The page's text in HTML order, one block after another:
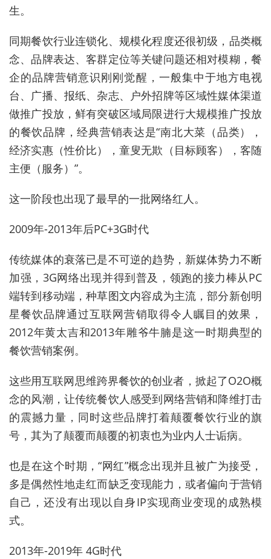
生。
同期餐饮行业连锁化、规模化程度还很初级，品类概
念、品牌表达、客群定位等关键问题还相对模糊，餐
企的品牌营销意识刚刚觉醒，一般集中于地方电视
台、广播、报纸、杂志、户外招牌等区域性媒体渠道
做推广投放，鲜有突破区域局限进行大规模推广投放
的餐饮品牌，经典营销表达是“南北大菜（品类），
经济实惠（性价比），童叟无欺（目标顾客），客随
主便（服务）”。
这一阶段也出现了最早的一批网络红人。
2009年-2013年后PC+3G时代
传统媒体的衰落已是不可逆的趋势，新媒体势力不断
加强，3G网络出现并得到普及，领跑的接力棒从PC
端转到移动端，种草图文内容成为主流，部分新创明
星餐饮品牌通过互联网营销取得令人瞩目的效果，
2012年黄太吉和2013年雕爷牛腩是这一时期典型的
餐饮营销案例。
这些用互联网思维跨界餐饮的创业者，掀起了O2O概
念的风潮，让传统餐饮人感受到网络营销和降维打击
的震撼力量，同时这些品牌打着颠覆餐饮行业的旗
号，其为了颠覆而颠覆的初衷也为业内人士诟病。
也是在这个时期，“网红”概念出现并且被广为接受，
多是偶然性地走红而缺乏变现能力，或者偏向于营销
自己，还没有出现以自身IP实现商业变现的成熟模
式。
2013年-2019年 4G时代